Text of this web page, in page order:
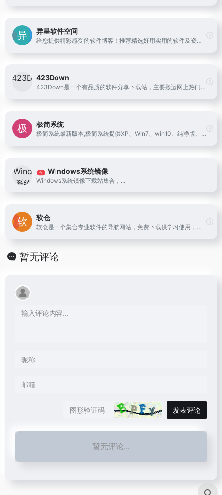
异星软件空间
给您提供精彩感受的软件博客！推荐精选好用实用的软件及资源，且有详细的图文评测介绍。大量绿色、好用软件及资源下载。
423Down
423Down是一个有品质的软件分享下载站，主要搬运网上热门的电脑软件和安卓应用、以及提供zdBryan个人修改的去广告绿色破解软件。
极简系统
极简系统最新版本,极简系统提供XP、Win7、win10、纯净版、办公版系统下载,免激活,每月更新,一键安装，下载windows系统，爱上极简系统
合 Windows系统镜像
Windows系统镜像下载站集合，...
软仓
软仓是一个集合专业软件的导航网站，免费下载供学习使用，本站承诺无毒无广告，纯公益项目，不以此盈利
暂无评论
发表评论
暂无评论...